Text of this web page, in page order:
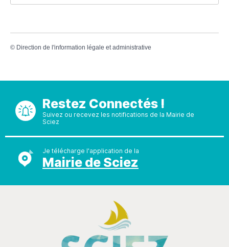
© Direction de l'information légale et administrative
Restez Connectés !
Suivez ou recevez les notifications de la Mairie de
Sciez
Je télécharge l'application de la
Mairie de Sciez